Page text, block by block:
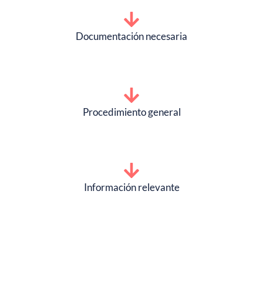
Documentación necesaria
Procedimiento general
Información relevante